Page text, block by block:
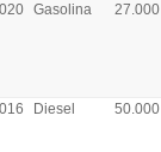
Gasolina 27.000
Diesel 50.000